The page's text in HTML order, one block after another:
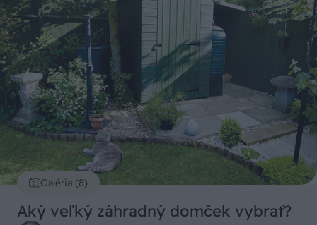
Galéria (8)
Aký veľký záhradný domček vybrať?